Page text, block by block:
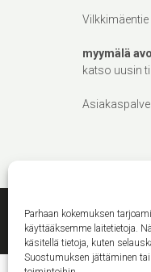
Parhaan kokemuksen
käyttääksemme laitetietoja.
käsitellä tietoja, kuten
Suostumuksen jättäminen
Vilkkimäentie
myymälä
katso uusin